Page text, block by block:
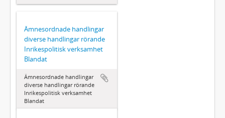
Ämnesordnade handlingar 
diverse handlingar rörande
Inrikespolitisk verksamhet 
Blandat
Ämnesordnade handlingar 
diverse handlingar rörande
Inrikespolitisk verksamhet 
Blandat